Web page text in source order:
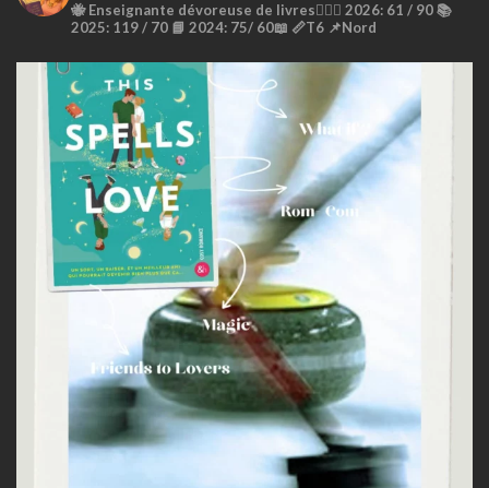
🐝Enseignante dévoreuse de livres🙇🏼‍♀️ 2026: 61 / 90 📚
2025: 119 / 70 📘 2024: 75/ 60📖 📏T6 📌Nord